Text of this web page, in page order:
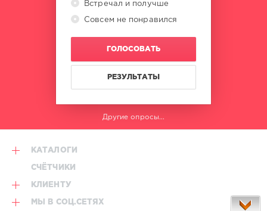
Встречал и получше
Совсем не понравился
ГОЛОСОВАТЬ
РЕЗУЛЬТАТЫ
Другие опросы...
КАТАЛОГИ
СЧЁТЧИКИ
КЛИЕНТУ
МЫ В СОЦ.СЕТЯХ